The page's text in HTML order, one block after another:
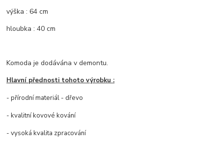
výška : 64 cm
hloubka : 40 cm
Komoda je dodávána v demontu.
Hlavní přednosti tohoto výrobku :
- přírodní materiál - dřevo
- kvalitní kovové kování
- vysoká kvalita zpracování